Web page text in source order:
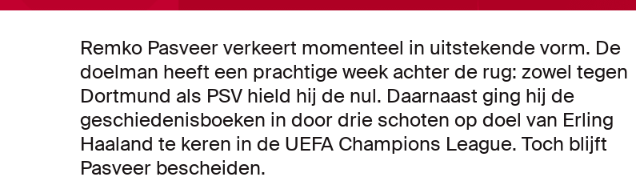
Remko Pasveer verkeert momenteel in uitstekende vorm. De
doelman heeft een prachtige week achter de rug: zowel tegen
Dortmund als PSV hield hij de nul. Daarnaast ging hij de
geschiedenisboeken in door drie schoten op doel van Erling
Haaland te keren in de UEFA Champions League. Toch blijft
Pasveer bescheiden.